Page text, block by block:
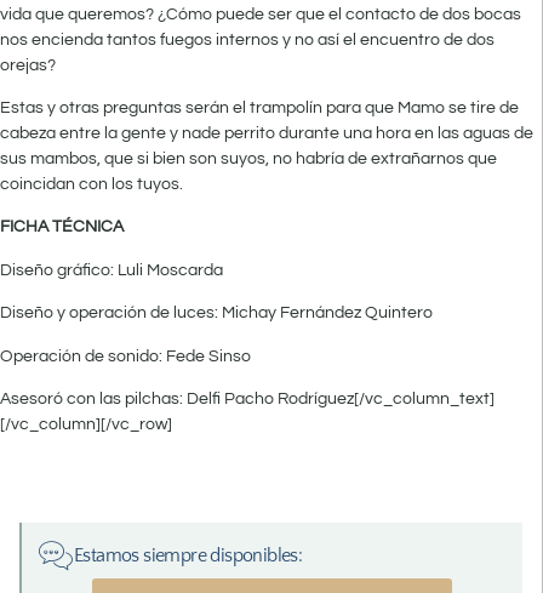
vida que queremos? ¿Cómo puede ser que el contacto de dos bocas
nos encienda tantos fuegos internos y no así el encuentro de dos
orejas?
Estas y otras preguntas serán el trampolín para que Mamo se tire de
cabeza entre la gente y nade perrito durante una hora en las aguas de
sus mambos, que si bien son suyos, no habría de extrañarnos que
coincidan con los tuyos.
FICHA TÉCNICA
Diseño gráfico: Luli Moscarda
Diseño y operación de luces: Michay Fernández Quintero
Operación de sonido: Fede Sinso
Asesoró con las pilchas: Delfi Pacho Rodríguez[/vc_column_text]
[/vc_column][/vc_row]
Estamos siempre disponibles: